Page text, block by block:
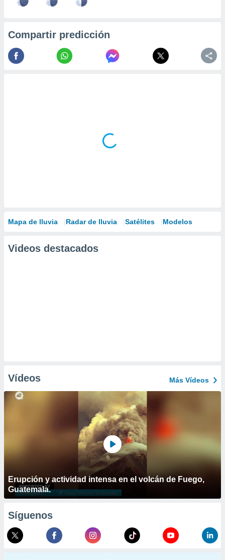
Compartir predicción
Mapa de lluvia Radar de lluvia Satélites Modelos
Videos destacados
Vídeos Más Vídeos
Erupción y actividad intensa en el volcán de Fuego,
Guatemala.
Síguenos